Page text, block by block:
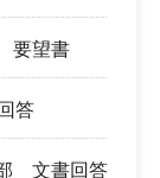
要望書
答
文書回答